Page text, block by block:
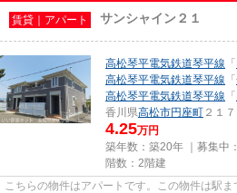
賃貸｜アパート サンシャイン２１
高松琴平電気鉄道琴平線 「
高松琴平電気鉄道琴平線 「
高松琴平電気鉄道琴平線 「
香川県高松市円座町 ２１
4.25万円
築年数：築20年 ｜募集中：
階数：2階建
こちらの物件はアパートです。この物件は駅